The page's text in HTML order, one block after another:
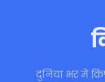
दुनिया भर में